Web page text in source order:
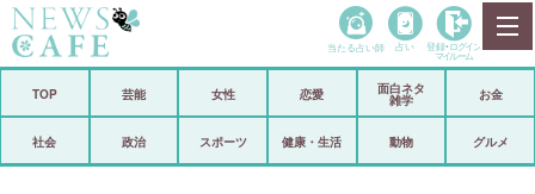
政治
当たる占い師 占い 登録• ログイン
マイルーム
TOP 芸能 女性 恋愛
面白ネタ
雑学
お金
社会 政治 スポーツ 健康・生活 動物 グルメ